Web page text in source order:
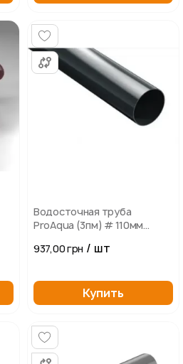
Водосточная труба
ProAqua (3пм) # 110мм
937,00 грн / шт
Купить